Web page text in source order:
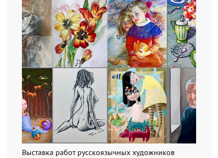
Выставка работ русскоязычных художников